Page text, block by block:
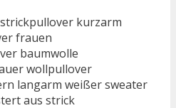
kurzarm
frauen
baumwolle
wollpullover
langarm weißer sweater
aus strick